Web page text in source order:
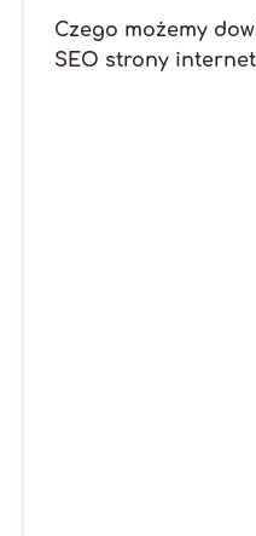
Czego możemy
SEO strony